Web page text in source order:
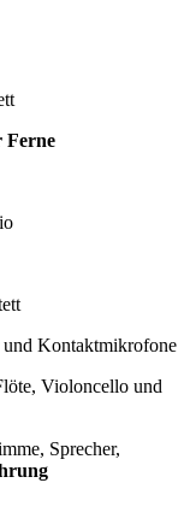
Ferne
Kontaktmikrofone
Violoncello und
Sprecher,